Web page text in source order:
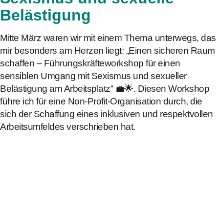
Belästigung
Mitte März waren wir mit einem Thema unterwegs, das
mir besonders am Herzen liegt: „Einen sicheren Raum
schaffen – Führungskräfteworkshop für einen
sensiblen Umgang mit Sexismus und sexueller
Belästigung am Arbeitsplatz“ 💼🌟. Diesen Workshop
führe ich für eine Non-Profit-Organisation durch, die
sich der Schaffung eines inklusiven und respektvollen
Arbeitsumfeldes verschrieben hat.